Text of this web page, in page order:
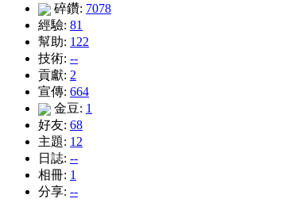
碎鑽: 7078
經驗: 81
幫助: 122
技術: --
貢獻: 2
宣傳: 664
金豆: 1
好友: 68
主題: 12
日誌: --
相冊: 1
分享: --